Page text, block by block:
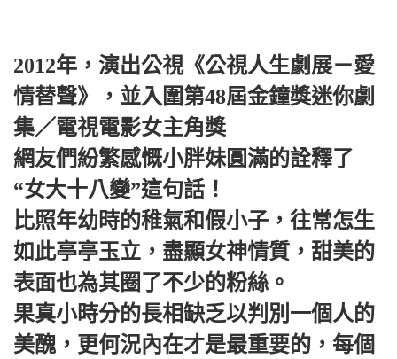
2012年，演出公視《公視人生劇展－愛
情替聲》，並入圍第48屆金鐘獎迷你劇
集／電視電影女主角獎
網友們紛繁感慨小胖妹圓滿的詮釋了
“女大十八變”這句話！
比照年幼時的稚氣和假小子，往常怎生
如此亭亭玉立，盡顯女神情質，甜美的
表面也為其圈了不少的粉絲。
果真小時分的長相缺乏以判別一個人的
美醜，更何況內在才是最重要的，每個